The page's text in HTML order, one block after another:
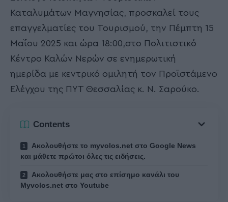
Καταλυμάτων Μαγνησίας, προσκαλεί τους
επαγγελματίες του Τουρισμού, την Πέμπτη 15
Μαΐου 2025 και ώρα 18:00,στο Πολιτιστικό
Κέντρο Καλών Νερών σε ενημερωτική
ημερίδα με κεντρικό ομιλητή τον Προϊστάμενο
Ελέγχου της ΠΥΤ Θεσσαλίας κ. Ν. Σαρούκο.
Contents
Ακολουθήστε το myvolos.net στο Google News
και μάθετε πρώτοι όλες τις ειδήσεις.
Ακολουθήστε μας στο επίσημο κανάλι του
Myvolos.net στο Youtube